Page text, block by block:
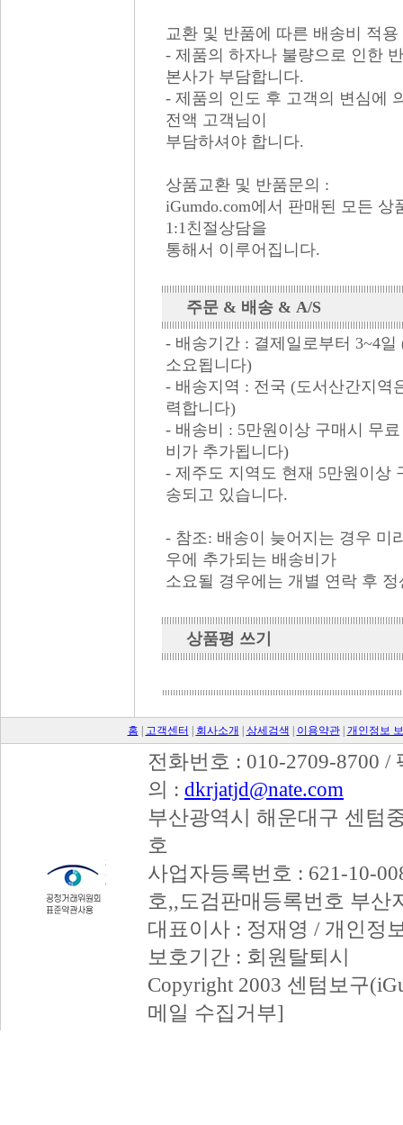
교환 및 반품에 따른 배송비 적용
- 제품의 하자나 불량으로 인한
본사가 부담합니다.
- 제품의 인도 후 고객의 변심에
전액 고객님이
부담하셔야 합니다.
상품교환 및 반품문의 :
iGumdo.com에서 판매된 모든
1:1친절상담을
통해서 이루어집니다.
주문 & 배송 & A/S
- 배송기간 : 결제일로부터 3~4
소요됩니다)
- 배송지역 : 전국 (도서산간지역
력합니다)
- 배송비 : 5만원이상 구매시 무
비가 추가됩니다)
- 제주도 지역도 현재 5만원이상
송되고 있습니다.
- 참조: 배송이 늦어지는 경우 미
우에 추가되는 배송비가
소요될 경우에는 개별 연락 후
상품평 쓰기
홈 고객센터 회사소개 상세검색 이용약관| 개인정보
전화번호 : 010-2709-8700 /
의 : dkrjatjd@nate.com
부산광역시 해운대구 센텀
호
사업자등록번호 : 621-10-
호,,도검판매등록번호 부산
대표이사 : 정재영 / 개인정
보호기간 : 회원탈퇴시
Copyright 2003 센텀보구
메일 수집거부]